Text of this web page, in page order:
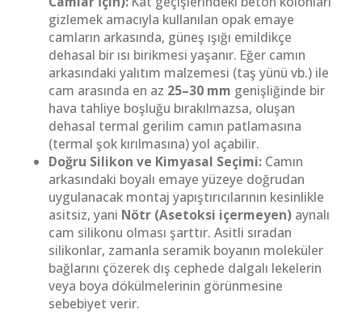
gizlemek amacıyla kullanılan opak emaye
camların arkasında, güneş ışığı emildikçe
dehasal bir ısı birikmesi yaşanır. Eğer camın
arkasındaki yalıtım malzemesi (taş yünü vb.) ile
cam arasında en az 25–30 mm genişliğinde bir
hava tahliye boşluğu bırakılmazsa, oluşan
dehasal termal gerilim camın patlamasına
(termal şok kırılmasına) yol açabilir.
Doğru Silikon ve Kimyasal Seçimi:Camın
arkasındaki boyalı emaye yüzeye doğrudan
uygulanacak montaj yapıştırıcılarının kesinlikle
asitsiz, yani Nötr (Asetoksi içermeyen)aynalı
cam silikonu olması şarttır. Asitli sıradan
silikonlar, zamanla seramik boyanın moleküler
bağlarını çözerek dış cephede dalgalı lekelerin
veya boya dökülmelerinin görünmesine
sebebiyet verir.